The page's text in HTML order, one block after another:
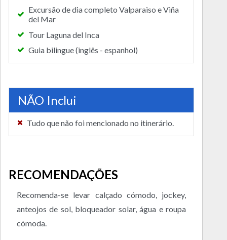
Excursão de dia completo Valparaiso e Viña
del Mar
Tour Laguna del Inca
Guia bilingue (inglês - espanhol)
NÃO Inclui
Tudo que não foi mencionado no itinerário.
RECOMENDAÇÕES
Recomenda-se levar calçado cómodo, jockey,
anteojos de sol, bloqueador solar, água e roupa
cómoda.